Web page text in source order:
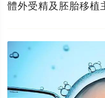
體外受精及胚胎移植